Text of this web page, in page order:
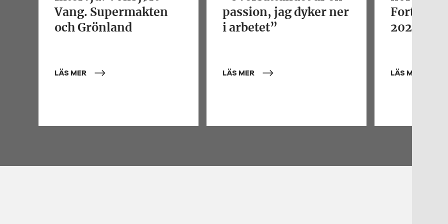
Vang. Supermakten
och Grönland
LÄS MER
passion, jag dyker ner
i arbetet”
LÄS MER
2026
LÄS MER